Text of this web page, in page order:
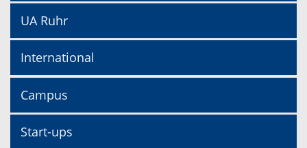
UA Ruhr
International
Campus
Start-ups